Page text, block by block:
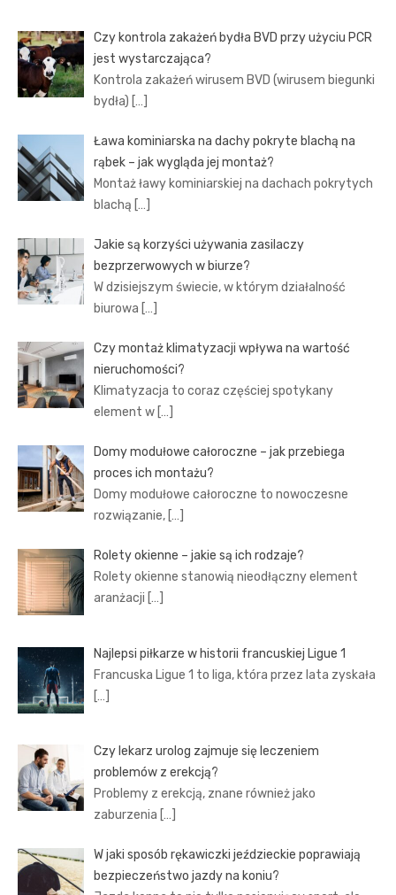
Czy kontrola zakażeń bydła BVD przy użyciu PCR
jest wystarczająca?
Kontrola zakażeń wirusem BVD (wirusem biegunki
bydła) […]
Ława kominiarska na dachy pokryte blachą na
rąbek – jak wygląda jej montaż?
Montaż ławy kominiarskiej na dachach pokrytych
blachą […]
Jakie są korzyści używania zasilaczy
bezprzerwowych w biurze?
W dzisiejszym świecie, w którym działalność
biurowa […]
Czy montaż klimatyzacji wpływa na wartość
nieruchomości?
Klimatyzacja to coraz częściej spotykany
element w […]
Domy modułowe całoroczne – jak przebiega
proces ich montażu?
Domy modułowe całoroczne to nowoczesne
rozwiązanie, […]
Rolety okienne – jakie są ich rodzaje?
Rolety okienne stanowią nieodłączny element
aranżacji […]
Najlepsi piłkarze w historii francuskiej Ligue 1
Francuska Ligue 1 to liga, która przez lata zyskała
[…]
Czy lekarz urolog zajmuje się leczeniem
problemów z erekcją?
Problemy z erekcją, znane również jako
zaburzenia […]
W jaki sposób rękawiczki jeździeckie poprawiają
bezpieczeństwo jazdy na koniu?